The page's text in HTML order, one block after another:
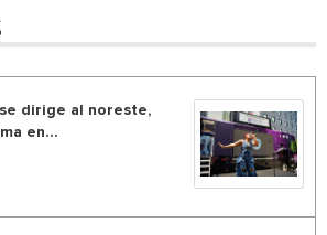
dirige al noreste,
en...